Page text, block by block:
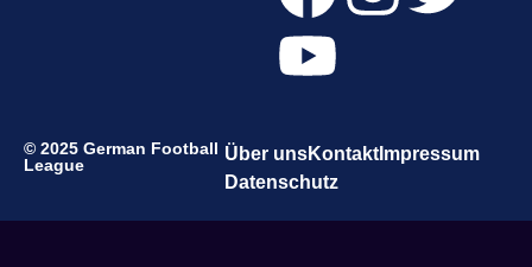
© 2025 German Football
League
Über unsKontaktImpressum
Datenschutz